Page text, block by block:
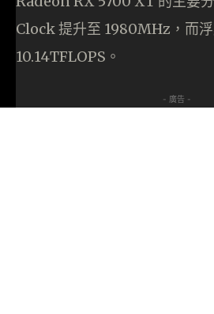
Clock 提升至 1980MHz，而浮
10.14TFLOPS。
- 廣告 -